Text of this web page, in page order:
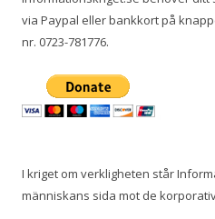
via Paypal eller bankkort på
nr. 0723-781776.
I kriget om verkligheten står
människans sida mot de